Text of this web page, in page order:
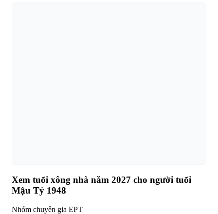
Xem tuổi xông nhà năm 2027 cho người tuổi
Mậu Tý 1948
Nhóm chuyên gia EPT